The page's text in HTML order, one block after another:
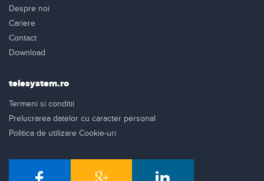
Despre noi
Cariere
Contact
Download
telesystem.ro
Termeni si conditii
Prelucrarea datelor cu caracter personal
Politica de utilizare Cookie-uri